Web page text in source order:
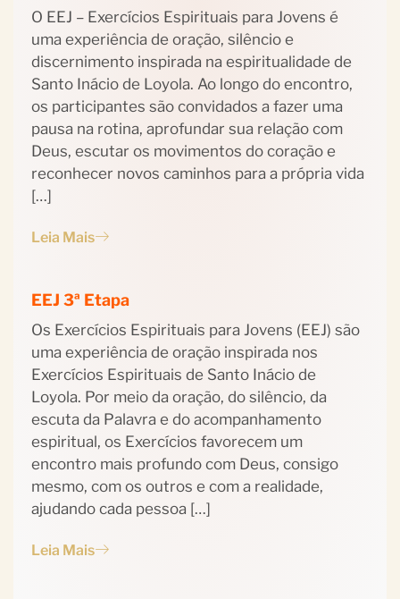
O EEJ – Exercícios Espirituais para Jovens é
uma experiência de oração, silêncio e
discernimento inspirada na espiritualidade de
Santo Inácio de Loyola. Ao longo do encontro,
os participantes são convidados a fazer uma
pausa na rotina, aprofundar sua relação com
Deus, escutar os movimentos do coração e
reconhecer novos caminhos para a própria vida
[…]
Leia Mais
EEJ 3ª Etapa
Os Exercícios Espirituais para Jovens (EEJ) são
uma experiência de oração inspirada nos
Exercícios Espirituais de Santo Inácio de
Loyola. Por meio da oração, do silêncio, da
escuta da Palavra e do acompanhamento
espiritual, os Exercícios favorecem um
encontro mais profundo com Deus, consigo
mesmo, com os outros e com a realidade,
ajudando cada pessoa […]
Leia Mais